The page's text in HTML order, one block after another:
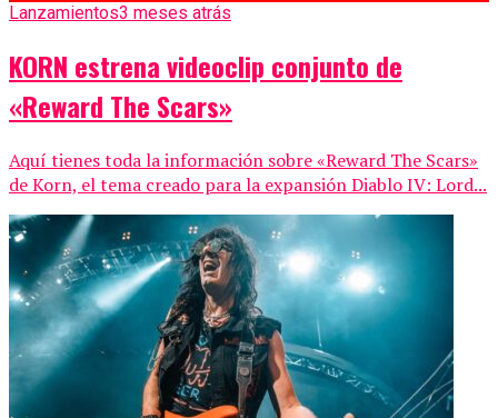
Lanzamientos3 meses atrás
KORN estrena videoclip conjunto de
«Reward The Scars»
Aquí tienes toda la información sobre «Reward The Scars»
de Korn, el tema creado para la expansión Diablo IV: Lord...